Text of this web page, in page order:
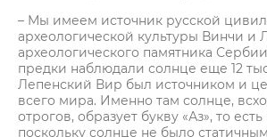
– Мы имеем источник русской
археологической культуры Винчи и
археологического памятника
предки наблюдали солнце еще 12
Лепенский Вир был источником и
всего мира. Именно там солнце,
отрогов, образует букву «Аз», то
поскольку солнце не было